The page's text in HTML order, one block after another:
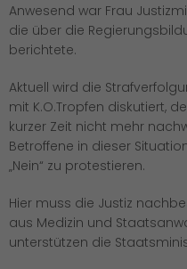
Anwesend war Frau
die über die
berichtete.
Aktuell wird die
mit K.O.Tropfen diskutiert,
kurzer Zeit nicht mehr
Betroffene in dieser
Nein“ zu protestieren.
Hier muss die Justiz
aus Medizin und
unterstützen die